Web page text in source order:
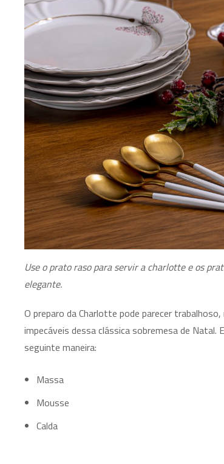
Use o prato raso para servir a charlotte e os
elegante.
O preparo da Charlotte pode parecer
impecáveis dessa clássica sobremesa de Natal.
seguinte maneira:
Massa
Mousse
Calda